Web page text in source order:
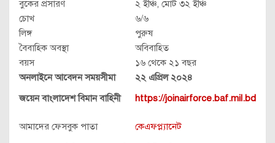
বুকের প্রসারণ
২ ইঞ্চি, মোট ৩২ ইঞ্চি
চোখ
৬/৬
লিঙ্গ
পুরুষ
বৈবাহিক অবস্থা
অবিবাহিত
বয়স
১৬ থেকে ২১ বছর
অনলাইনে আবেদন সময়সীমা
২২ এপ্রিল ২০২৪
জয়েন বাংলাদেশ বিমান বাহিনী
https://joinairforce.baf.mil.bd
আমাদের ফেসবুক পাতা কেএফপ্ল্যানেট